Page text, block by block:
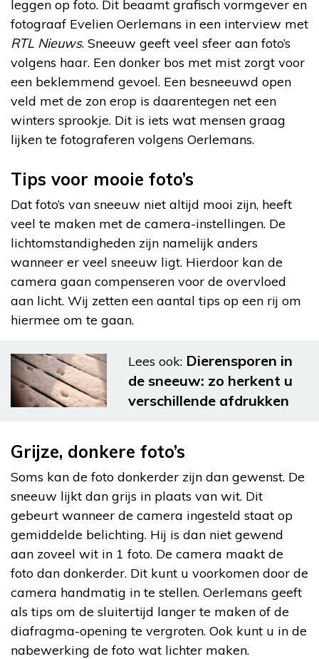
leggen op foto. Dit beaamt grafisch vormgever en
fotograaf Evelien Oerlemans in een interview met
RTL Nieuws. Sneeuw geeft veel sfeer aan foto’s
volgens haar. Een donker bos met mist zorgt voor
een beklemmend gevoel. Een besneeuwd open
veld met de zon erop is daarentegen net een
winters sprookje. Dit is iets wat mensen graag
lijken te fotograferen volgens Oerlemans.
Tips voor mooie foto’s
Dat foto’s van sneeuw niet altijd mooi zijn, heeft
veel te maken met de camera-instellingen. De
lichtomstandigheden zijn namelijk anders
wanneer er veel sneeuw ligt. Hierdoor kan de
camera gaan compenseren voor de overvloed
aan licht. Wij zetten een aantal tips op een rij om
hiermee om te gaan.
Lees ook: Dierensporen in
de sneeuw: zo herkent u
verschillende afdrukken
Grijze, donkere foto’s
Soms kan de foto donkerder zijn dan gewenst. De
sneeuw lijkt dan grijs in plaats van wit. Dit
gebeurt wanneer de camera ingesteld staat op
gemiddelde belichting. Hij is dan niet gewend
aan zoveel wit in 1 foto. De camera maakt de
foto dan donkerder. Dit kunt u voorkomen door de
camera handmatig in te stellen. Oerlemans geeft
als tips om de sluitertijd langer te maken of de
diafragma-opening te vergroten. Ook kunt u in de
nabewerking de foto wat lichter maken.